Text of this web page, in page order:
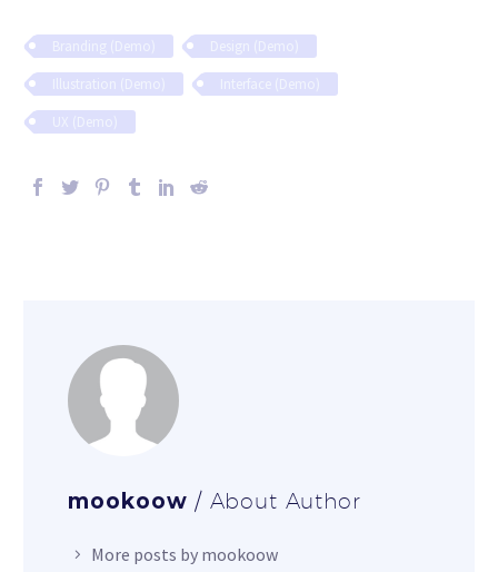
mookoow / About Author
More posts by mookoow